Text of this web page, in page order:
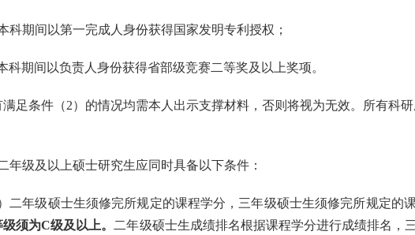
科期间以第一完成人身份获得国家发明专利授权；
科期间以负责人身份获得省部级竞赛二等奖及以上奖项。
满足条件（2）的情况均需本人出示支撑材料，否则将视为无效。所有科
年级及以上硕士研究生应同时具备以下条件：
二年级硕士生须修完所规定的课程学分，三年级硕士生须修完所规定的
级须为C级及以上。 二年级硕士生成绩排名根据课程学分进行成绩排名，